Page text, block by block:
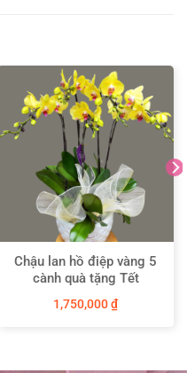
Chậu lan hồ điệp vàng 5
cành quà tặng Tết
1,750,000₫